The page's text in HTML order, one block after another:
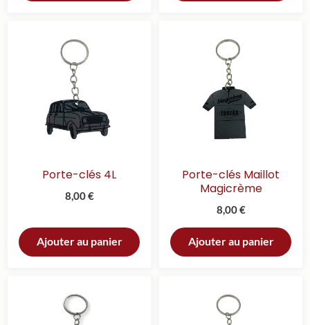
Porte-clés 4L
8,00€
Ajouter au panier
Porte-clés Maillot
Magicrème
8,00€
Ajouter au panier